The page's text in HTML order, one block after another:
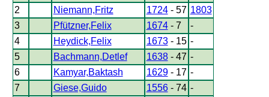
2
Niemann,Fritz 1724- 57 1803
3
Pfützner,Felix 1674- 7
-
4
Heydick,Felix 1673- 15 -
5
Bachmann,Detlef 1638- 47 -
6
Kamyar,Baktash 1629- 17 -
7
Giese,Guido 1556- 74 -